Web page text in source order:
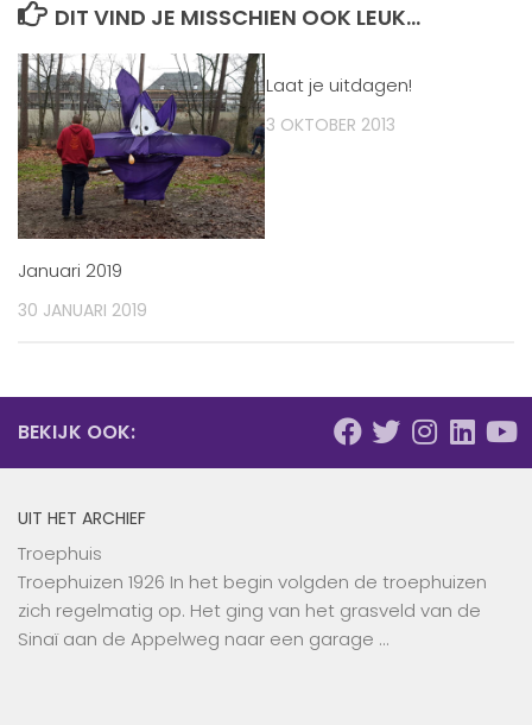
DIT VIND JE MISSCHIEN OOK LEUK...
Januari 2019
30 JANUARI 2019
Laat je uitdagen!
3 OKTOBER 2013
BEKIJK OOK:
UIT HET ARCHIEF
Troephuis
Troephuizen 1926 In het begin volgden de troephuizen
zich regelmatig op. Het ging van het grasveld van de
Sinaï aan de Appelweg naar een garage …